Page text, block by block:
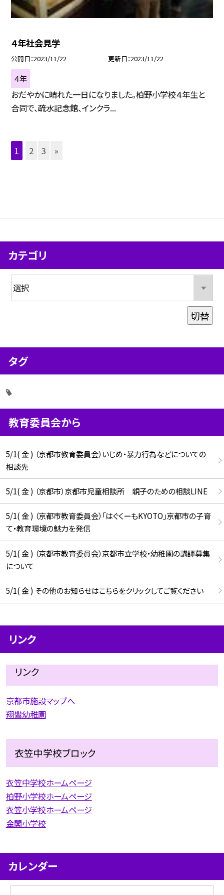
４年社会見学
公開日 2023/11/22 更新日 2023/11/22
４年
おだやかに晴れた一日になりました。柏野小学校４年生と
合同で、疏水記念館、インクラ...
1 2 3 »
カテゴリ
切替
タグ
教育委員会から
5/1( 金 ) （京都市教育委員会）いじめ・暴力行為などについての
相談先
5/1( 金 ) （京都市）京都市児童相談所 親子のための相談LINE
5/1( 金 ) （京都市教育委員会）「はぐくーもKYOTO」京都市の子育
て・教育環境の魅力を発信
5/1( 金 ) （京都市教育委員会）京都市立学校・幼稚園の講師募集
について
5/1( 金 ) その他のお知らせはこちらをクリックしてご覧ください
リンク
リンク
京都市施設マップへ
翔鸞幼稚園
衣笠中学校ブロック
衣笠中学校ホームページ
柏野小学校ホームページ
衣笠小学校ホームページ
金閣小学校
カレンダー